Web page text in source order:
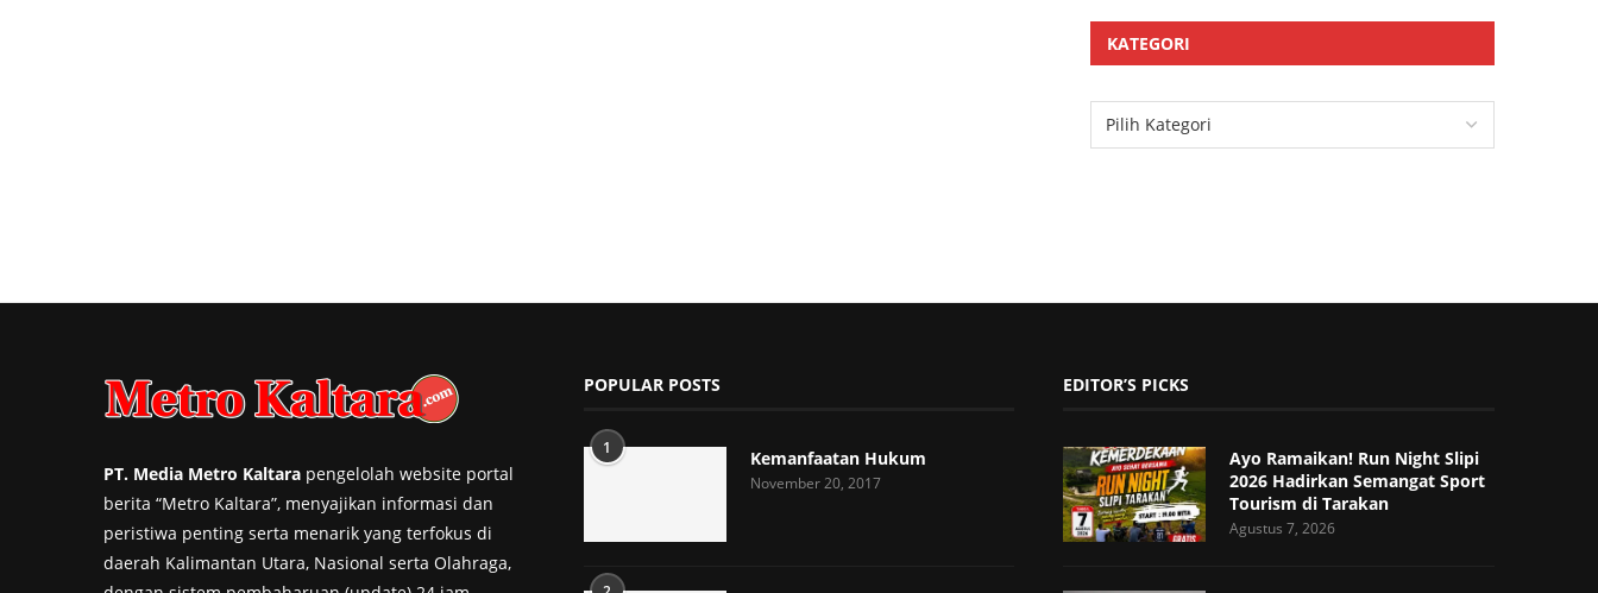
KATEGORI
PT. Media Metro Kaltara pengelolah website portal
berita “Metro Kaltara”, menyajikan informasi dan
peristiwa penting serta menarik yang terfokus di
daerah Kalimantan Utara, Nasional serta Olahraga,
POPULAR POSTS
1 Kemanfaatan Hukum
November 20, 2017
EDITOR’S PICKS
Ayo Ramaikan! Run Night Slipi
2026 Hadirkan Semangat Sport
Tourism di Tarakan
Agustus 7, 2026